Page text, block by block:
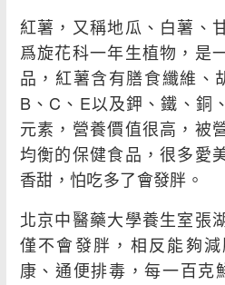
紅薯，又稱地瓜、白薯、
爲旋花科一年生植物，是
品，紅薯含有膳食纖維、
B、C、E以及鉀、鐵、銅
元素，營養價值很高，被
均衡的保健食品，很多愛
香甜，怕吃多了會發胖。
北京中醫藥大學養生室張
僅不會發胖，相反能夠
康、通便排毒，每一百克